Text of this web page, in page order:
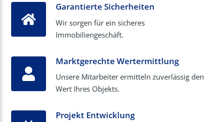
Garantierte Sicherheiten
Wir sorgen für ein sicheres
Immobiliengeschäft.
Marktgerechte Wertermittlung
Unsere Mitarbeiter ermitteln zuverlässig den
Wert Ihres Objekts.
Projekt Entwicklung